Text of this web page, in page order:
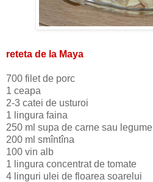
reteta de la Maya
700 filet de porc
1 ceapa
2-3 catei de usturoi
1 lingura faina
250 ml supa de carne sau legume
200 ml smîntîna
100 vin alb
1 lingura concentrat de tomate
4 linguri ulei de floarea soarelui